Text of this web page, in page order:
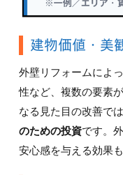
建物価値・美
外壁リフォームによ
性など、複数の要素
なる見た目の改善で
のための投資です。
安心感を与える効果も